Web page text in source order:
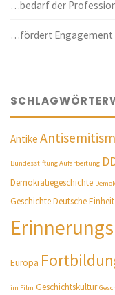
…bedarf der
…fördert Engagement
Antike
Bundesstiftung Aufarbeitung
Demokratiegeschichte
GeschichteDeutsche Einheit
Europa
im Film Geschichtskultur